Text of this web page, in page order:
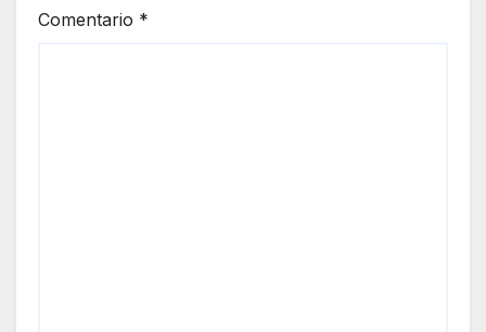
Comentario *